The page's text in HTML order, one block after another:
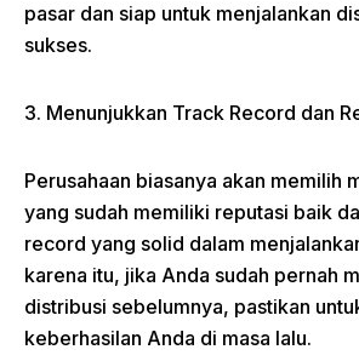
pasar dan siap untuk menjalankan
sukses.
3. Menunjukkan Track Record dan
Perusahaan biasanya akan memilih
yang sudah memiliki reputasi baik
record yang solid dalam
karena itu, jika Anda sudah pernah
distribusi sebelumnya, pastikan
keberhasilan Anda di masa lalu.